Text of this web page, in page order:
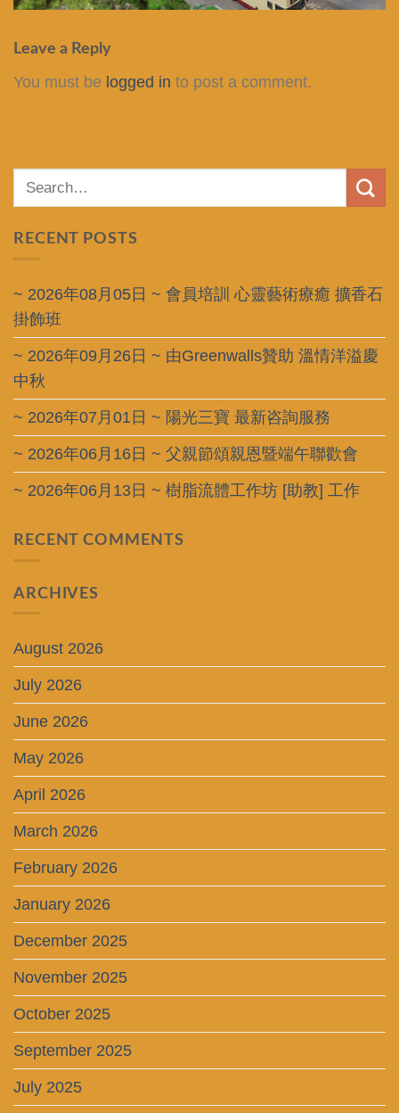
Leave a Reply
You must be logged in to post a comment.
RECENT POSTS
~ 2026年08月05日 ~ 會員培訓 心靈藝術療癒 擴香石
掛飾班
~ 2026年09月26日 ~ 由Greenwalls贊助 溫情洋溢慶
中秋
~ 2026年07月01日 ~ 陽光三寶 最新咨詢服務
~ 2026年06月16日 ~ 父親節頌親恩暨端午聯歡會
~ 2026年06月13日 ~ 樹脂流體工作坊 [助教] 工作
RECENT COMMENTS
ARCHIVES
August 2026
July 2026
June 2026
May 2026
April 2026
March 2026
February 2026
January 2026
December 2025
November 2025
October 2025
September 2025
July 2025